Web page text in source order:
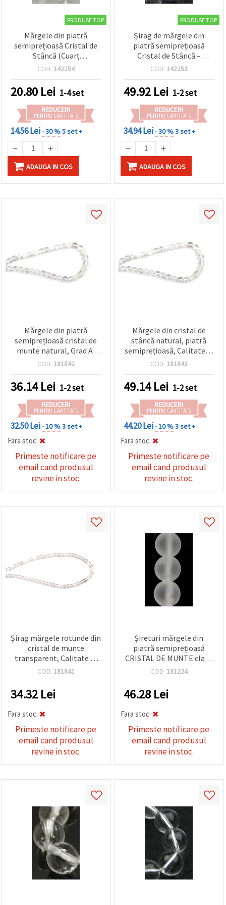
PRODUSE TOP
Mărgele din piatră
semiprețioasă Cristal de
Stâncă (Cuarț
Transparent) – rotunde 10
complet (~40 buc.) –
mărgele transparente
pentru bijuterii
handmade, beading și
proiecte DIY
COD: 142254
20.80 Lei 1-4 set
REDUCERI
PENTRU CANTITATE
14.56 Lei- 30 %5 set +
ADAUGA IN COS
PRODUSE TOP
Șirag de mărgele din
piatră semiprețioasă
Cristal de Stâncă –
rotunde 8 mm, ~45 buc.,
bijuterii handmade
atemporale
COD: 142253
49.92 Lei 1-2 set
REDUCERI
PENTRU CANTITATE
34.94 Lei- 30 %3 set +
ADAUGA IN COS
Mărgele din piatră
semiprețioasă cristal de
munte natural, Grad A,
rotunde, 6 mm, șirag ~58
COD: 181842
36.14Lei 1-2 set
REDUCERI
PENTRU CANTITATE
32.50 Lei- 10 %3 set +
Fara stoc:
Primeste notificare pe
email cand produsul
revine in stoc.
Mărgele din cristal de
stâncă natural, piatră
semiprețioasă, Calitate A,
rotunde 8 mm, șirag ~49
handmade
COD: 181843
49.14Lei 1-2 set
REDUCERI
PENTRU CANTITATE
44.20 Lei- 10 %3 set +
Fara stoc:
Primeste notificare pe
email cand produsul
revine in stoc.
Șirag mărgele rotunde din
cristal de munte
transparent, Calitate A,
4–4,5 mm, ~84–98 buc. –
naturală pentru bijuterii
DIY/handmade
COD: 181841
34.32 Lei
Fara stoc:
Primeste notificare pe
email cand produsul
revine in stoc.
Șireturi mărgele din
piatră semiprețioasă
CRISTAL DE MUNTE clasa
A bilă mată 10 mm ~ 38
COD: 181224
46.28 Lei
Fara stoc:
Primeste notificare pe
email cand produsul
revine in stoc.